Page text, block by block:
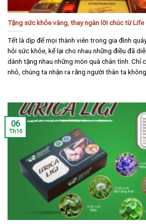
Tặng sức khỏe vàng, thay ngàn lời chúc từ
Tết là dịp để mọi thành viên trong gia đình
hỏi sức khỏe, kể lại cho nhau những điều đã
dành tặng nhau những món quà chân tình. Chỉ
nhỏ, chúng ta nhận ra rằng người thân ta
06
Th10